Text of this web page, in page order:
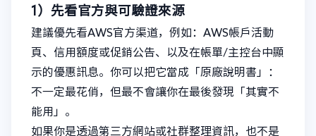
1）先看官方與可驗證來源
建議優先看AWS官方渠道，例如：AWS帳戶活動
頁、信用額度或促銷公告、以及在帳單/主控台中顯
示的優惠訊息。你可以把它當成「原廠說明書」：
不一定最花俏，但最不會讓你在最後發現「其實不
能用」。
如果你是透過第三方網站或社群整理資訊，也不是